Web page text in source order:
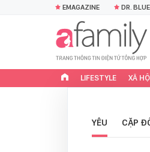
EMAGAZINE DR. BLUE
LIFESTYLE XÃ
YÊU CẶP